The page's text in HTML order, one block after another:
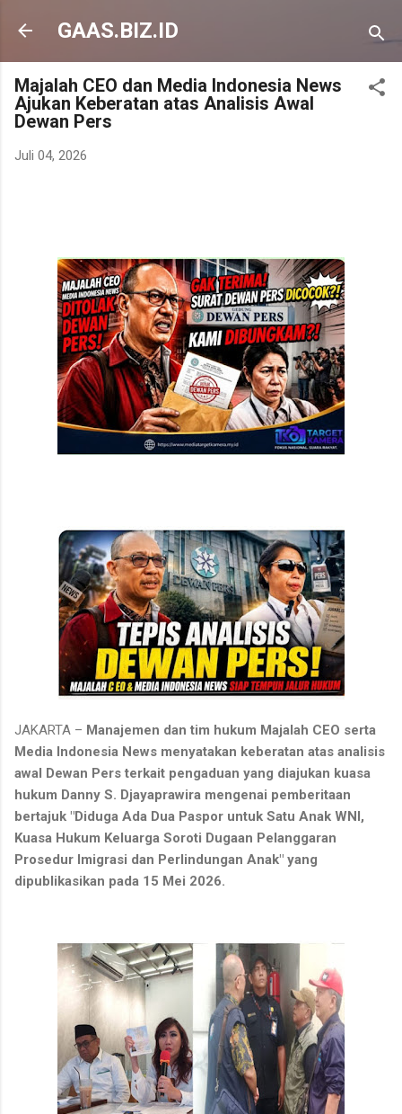
Langsung ke konten utama
GAAS.BIZ.ID
Majalah CEO dan Media Indonesia News
Ajukan Keberatan atas Analisis Awal
Dewan Pers
Juli 04, 2026
JAKARTA – Manajemen dan tim hukum Majalah CEO serta
Media Indonesia News menyatakan keberatan atas analisis
awal Dewan Pers terkait pengaduan yang diajukan kuasa
hukum Danny S. Djayaprawira mengenai pemberitaan
bertajuk "Diduga Ada Dua Paspor untuk Satu Anak WNI,
Kuasa Hukum Keluarga Soroti Dugaan Pelanggaran
Prosedur Imigrasi dan Perlindungan Anak" yang
dipublikasikan pada 15 Mei 2026.